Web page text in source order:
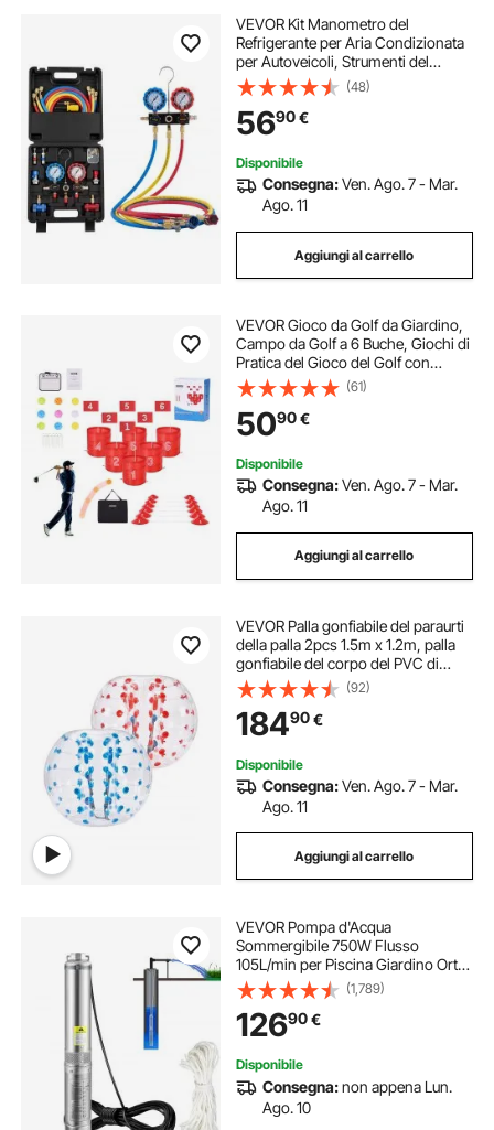
VEVOR Kit Manometro del
Refrigerante per Aria Condizionata
per Autoveicoli, Strumenti del
Refrigerante a 3 Vie Tubi Flessibili
Raccordi a Sgancio Rapido,
Manometro per Aria Condizionata
Auto
(48)
5690€
Disponibile
Consegna:Ven. Ago. 7 - Mar.
Ago. 11
Aggiungi al carrello
VEVOR Gioco da Golf da Giardino,
Campo da Golf a 6 Buche, Giochi di
Pratica del Gioco del Golf con
Secchio per Famiglie, Adulti e
Bambini, Gioco di Golf Portatile per
Esterni per Cortile, Campeggio
(61)
5090€
Disponibile
Consegna:Ven. Ago. 7 - Mar.
Ago. 11
Aggiungi al carrello
VEVOR Palla gonfiabile del paraurti
della palla 2pcs 1.5m x 1.2m, palla
gonfiabile del corpo del PVC di
rimbalzo per le attività all'aperto,
palla gonfiabile del paraurti dei punti
rossi + blu
(92)
18490€
Disponibile
Consegna:Ven. Ago. 7 - Mar.
Ago. 11
Aggiungi al carrello
VEVOR Pompa d'Acqua
Sommergibile 750W Flusso
105L/min per Piscina Giardino Orto
in Acciaio Inox, Pompa Sommersa
per Pozzo 230V Prevalenza Max.
62m, Pompa Sommersa per Pozzo
Piscina con Cavi
(1,789)
12690€
Disponibile
Consegna:non appena Lun.
Ago. 10